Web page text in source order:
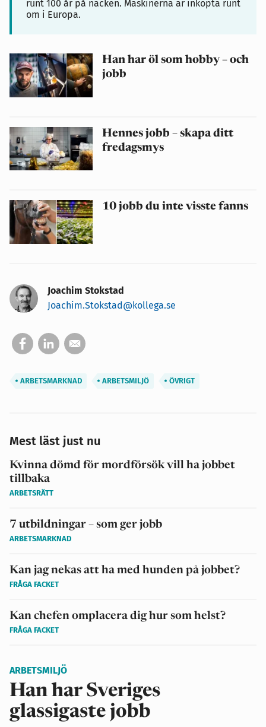
runt 100 år på nacken. Maskinerna är inköpta runt
om i Europa.
Han har öl som hobby – och
jobb
Hennes jobb – skapa ditt
fredagsmys
10 jobb du inte visste fanns
Joachim Stokstad
Joachim.Stokstad@kollega.se
ARBETSMARKNAD ARBETSMILJÖ ÖVRIGT
Mest läst just nu
Kvinna dömd för mordförsök vill ha jobbet
tillbaka
ARBETSRÄTT
7 utbildningar – som ger jobb
ARBETSMARKNAD
Kan jag nekas att ha med hunden på jobbet?
FRÅGA FACKET
Kan chefen omplacera dig hur som helst?
FRÅGA FACKET
ARBETSMILJÖ
Han har Sveriges
glassigaste jobb